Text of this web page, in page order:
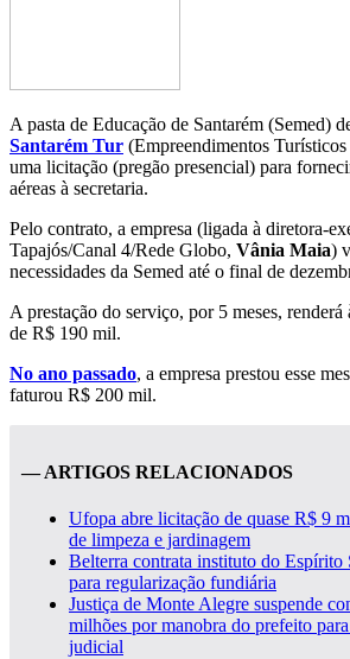
A pasta de Educação de Santarém (Semed)
Santarém Tur (Empreendimentos
uma licitação (pregão presencial) para
aéreas à secretaria.
Pelo contrato, a empresa (ligada à diretora-
Tapajós/Canal 4/Rede Globo, Vânia Maia)
necessidades da Semed até o final de
A prestação do serviço, por 5 meses,
de R$ 190 mil.
No ano passado, a empresa prestou esse
faturou R$ 200 mil.
— ARTIGOS RELACIONADOS
Ufopa abre licitação de quase R$ 9
de limpeza e jardinagem
Belterra contrata instituto do Espírito
para regularização fundiária
Justiça de Monte Alegre suspende
milhões por manobra do prefeito
judicial